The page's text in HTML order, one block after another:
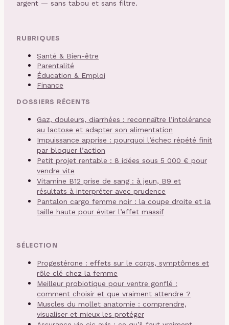
argent — sans tabou et sans filtre.
RUBRIQUES
Santé & Bien-être
Parentalité
Éducation & Emploi
Finance
DOSSIERS RÉCENTS
Gaz, douleurs, diarrhées : reconnaître l’intolérance
au lactose et adapter son alimentation
Impuissance apprise : pourquoi l’échec répété finit
par bloquer l’action
Petit projet rentable : 8 idées sous 5 000 € pour
vendre vite
Vitamine B12 prise de sang : à jeun, B9 et
résultats à interpréter avec prudence
Pantalon cargo femme noir : la coupe droite et la
taille haute pour éviter l’effet massif
SÉLECTION
Progestérone : effets sur le corps, symptômes et
rôle clé chez la femme
Meilleur probiotique pour ventre gonflé :
comment choisir et que vraiment attendre ?
Muscles du mollet anatomie : comprendre,
visualiser et mieux les protéger